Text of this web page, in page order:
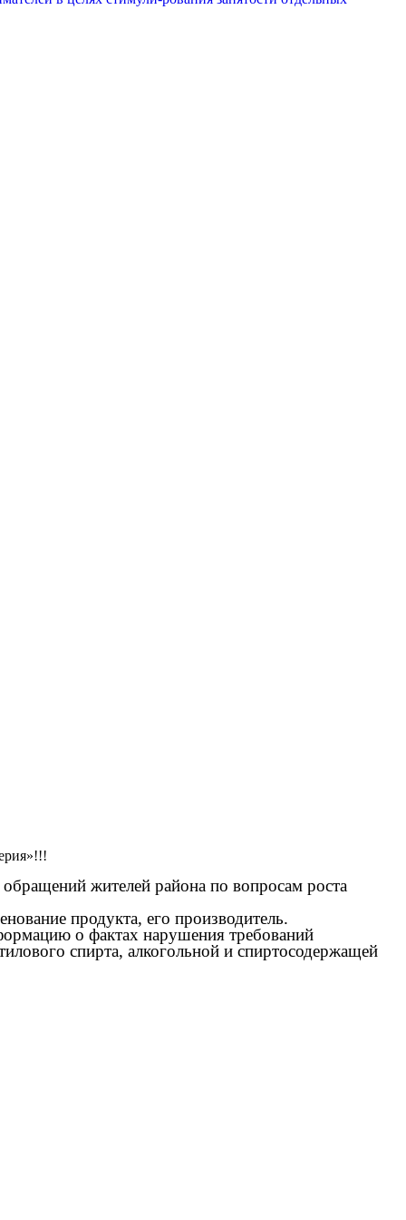
обращений жителей района по вопросам роста
продукта, его производитель.
о фактах нарушения требований
спирта, алкогольной и спиртосодержащей